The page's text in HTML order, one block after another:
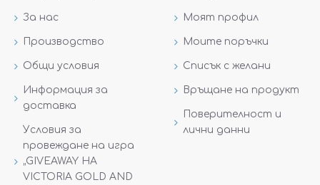
За нас
Производство
Общи условия
Информация за
доставка
Условия за
провеждане на игра
„GIVEAWAY НА
VICTORIA GOLD AND
Моят профил
Моите поръчки
Списък с желани
Връщане на продукт
Поверителност и
лични данни